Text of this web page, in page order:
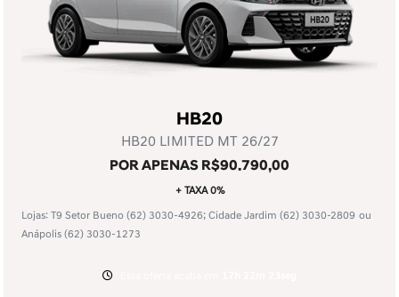
HB20
HB20 LIMITED MT 26/27
POR APENAS R$90.790,00
+ TAXA 0%
Lojas: T9 Setor Bueno (62) 3030-4926; Cidade Jardim (62) 3030-2809 ou
Anápolis (62) 3030-1273